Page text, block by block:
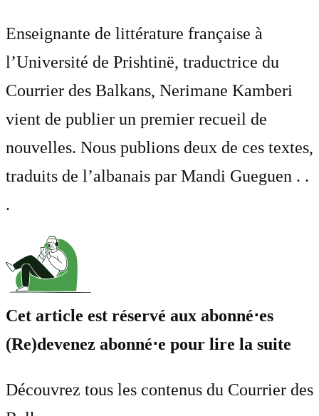
Enseignante de littérature française à
l’Université de Prishtinë, traductrice du
Courrier des Balkans, Nerimane Kamberi
vient de publier un premier recueil de
nouvelles. Nous publions deux de ces textes,
traduits de l’albanais par Mandi Gueguen . .
.
Cet article est réservé aux abonné⋅es
(Re)devenez abonné⋅e pour lire la suite
Découvrez tous les contenus du Courrier des